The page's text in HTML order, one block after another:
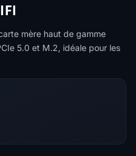
mère haut de gamme
5.0 et M.2, idéale pour les